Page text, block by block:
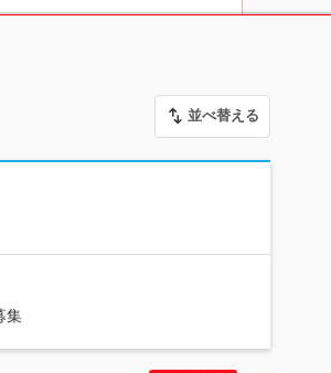
並べ替える
集